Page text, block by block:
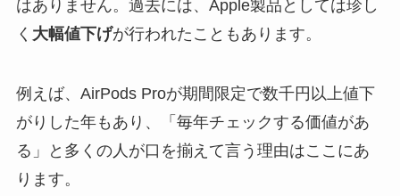
はありません。過去には、Apple製品としては珍し
く 大幅値下げが行われたこともあります。
例えば、AirPods Proが期間限定で数千円以上値下
がりした年もあり、「毎年チェックする価値があ
る」と多くの人が口を揃えて言う理由はここにあ
ります。